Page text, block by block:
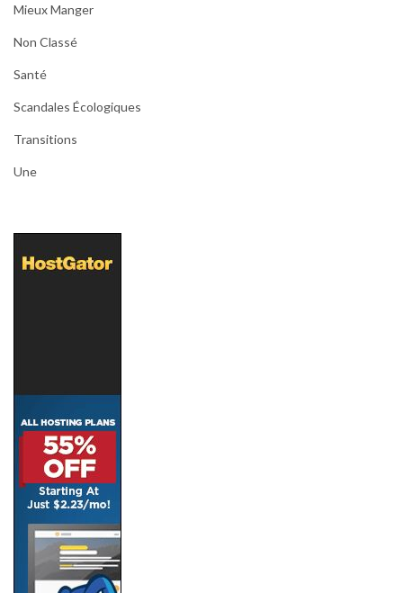
Mieux Manger
Non Classé
Santé
Scandales Écologiques
Transitions
Une